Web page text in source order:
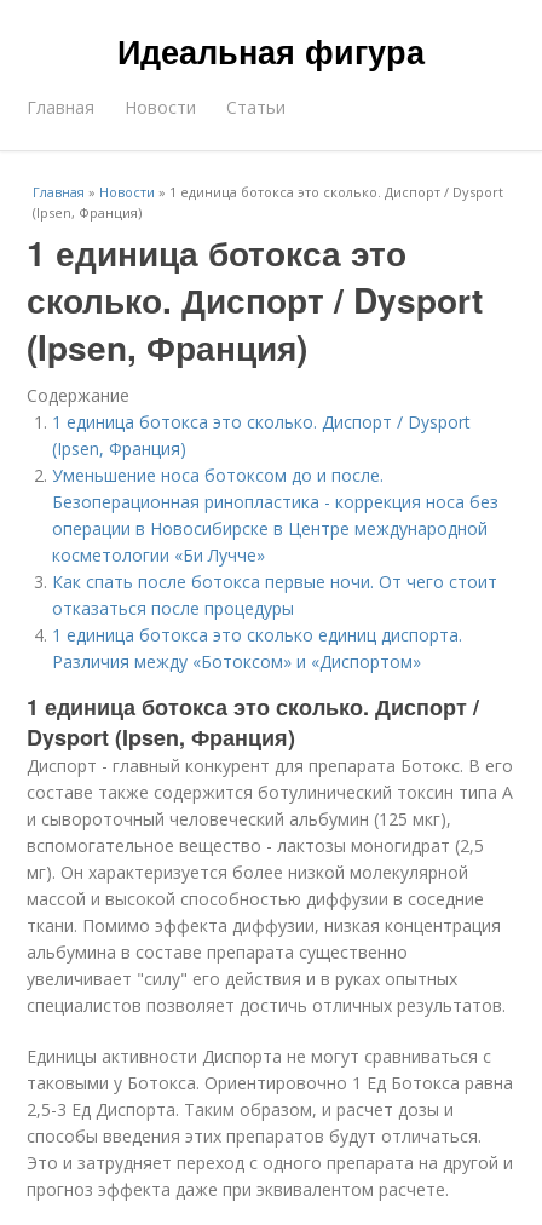
Идеальная фигура
Главная Новости Статьи
Главная » Новости » 1 единица ботокса это сколько. Диспорт / Dysport
(Ipsen, Франция)
1 единица ботокса это
сколько. Диспорт / Dysport
(Ipsen, Франция)
Содержание
1 единица ботокса это сколько. Диспорт / Dysport
(Ipsen, Франция)
Уменьшение носа ботоксом до и после.
Безоперационная ринопластика - коррекция носа без
операции в Новосибирске в Центре международной
косметологии «Би Лучче»
Как спать после ботокса первые ночи. От чего стоит
отказаться после процедуры
1 единица ботокса это сколько единиц диспорта.
Различия между «Ботоксом» и «Диспортом»
1 единица ботокса это сколько. Диспорт /
Dysport (Ipsen, Франция)
Диспорт - главный конкурент для препарата Ботокс. В его
составе также содержится ботулинический токсин типа А
и сывороточный человеческий альбумин (125 мкг),
вспомогательное вещество - лактозы моногидрат (2,5
мг). Он характеризуется более низкой молекулярной
массой и высокой способностью диффузии в соседние
ткани. Помимо эффекта диффузии, низкая концентрация
альбумина в составе препарата существенно
увеличивает "силу" его действия и в руках опытных
специалистов позволяет достичь отличных результатов.
Единицы активности Диспорта не могут сравниваться с
таковыми у Ботокса. Ориентировочно 1 Ед Ботокса равна
2,5-3 Ед Диспорта. Таким образом, и расчет дозы и
способы введения этих препаратов будут отличаться.
Это и затрудняет переход с одного препарата на другой и
прогноз эффекта даже при эквивалентом расчете.